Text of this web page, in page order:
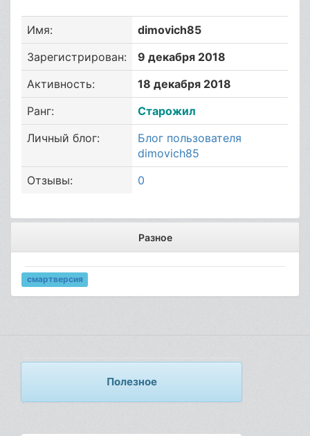
Имя:
dimovich85
Зарегистрирован:
9 декабря 2018
Активность:
18 декабря 2018
Ранг:
Старожил
Личный блог:
Блог пользователя
dimovich85
Отзывы:
0
Разное
смартверсия
Полезное